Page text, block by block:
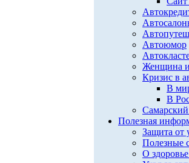
Автоюмор
Женщина
Кризис в
В
В
Самарский
Полезная
Защита от
Полезные
О